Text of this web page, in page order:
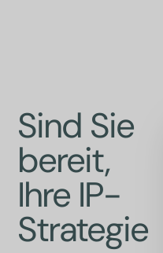
Sind Sie
bereit,
Ihre IP-
Strategie